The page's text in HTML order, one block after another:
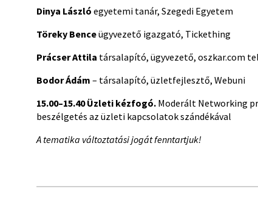
Dinya László egyetemi tanár, Szegedi Egyetem
Töreky Benceügyvezető igazgató, Tickething
Prácser Attila társalapító, ügyvezető, oszkar.com
Bodor Ádám – társalapító, üzletfejlesztő, Webuni
15.00­–15.40Üzleti kézfogó. Moderált Networking
beszélgetés az üzleti kapcsolatok szándékával
A tematika változtatási jogát fenntartjuk!